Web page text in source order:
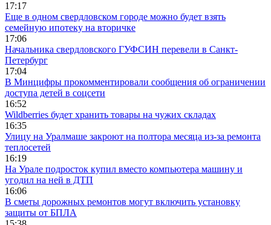
17:17
Еще в одном свердловском городе можно будет взять
семейную ипотеку на вторичке
17:06
Начальника свердловского ГУФСИН перевели в Санкт-
Петербург
17:04
В Минцифры прокомментировали сообщения об ограничении
доступа детей в соцсети
16:52
Wildberries будет хранить товары на чужих складах
16:35
Улицу на Уралмаше закроют на полтора месяца из-за ремонта
теплосетей
16:19
На Урале подросток купил вместо компьютера машину и
угодил на ней в ДТП
16:06
В сметы дорожных ремонтов могут включить установку
защиты от БПЛА